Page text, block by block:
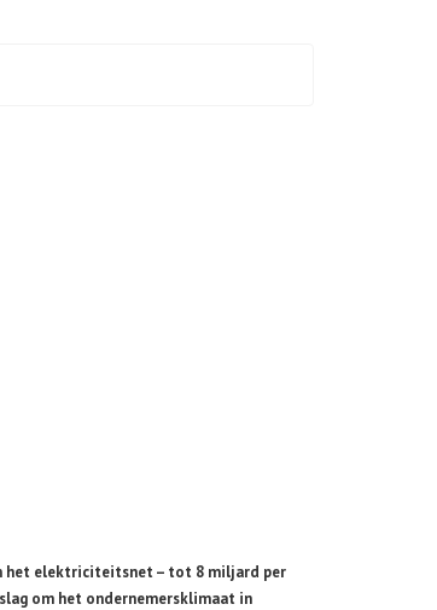
het elektriciteitsnet – tot 8 miljard per
om het ondernemersklimaat in